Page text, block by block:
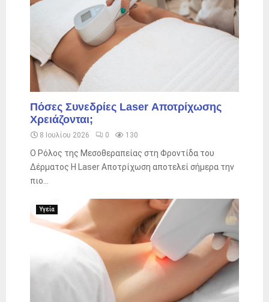
Πόσες Συνεδρίες Laser Αποτρίχωσης
Χρειάζονται;
8 Ιουλίου 2026 0 130
Ο Ρόλος της Μεσοθεραπείας στη Φροντίδα του
Δέρματος Η Laser Αποτρίχωση αποτελεί σήμερα την
πιο...
Υγεία